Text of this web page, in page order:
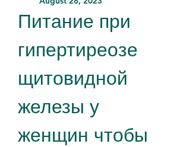
Питание при
гипертиреозе
щитовидной
железы у
женщин чтобы